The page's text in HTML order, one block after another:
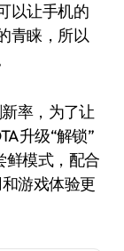
以让手机的
青睐，所以
率，为了让
升级“解锁”
鲜模式，配合
游戏体验更